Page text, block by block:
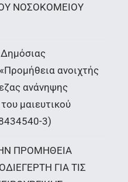
ΝΟΣΟΚΟΜΕΙΟΥ
ανοιχτής
ανάνηψης
μαιευτικού
3)
ΠΡΟΜΗΘΕΙΑ
ΓΙΑ ΤΙΣ